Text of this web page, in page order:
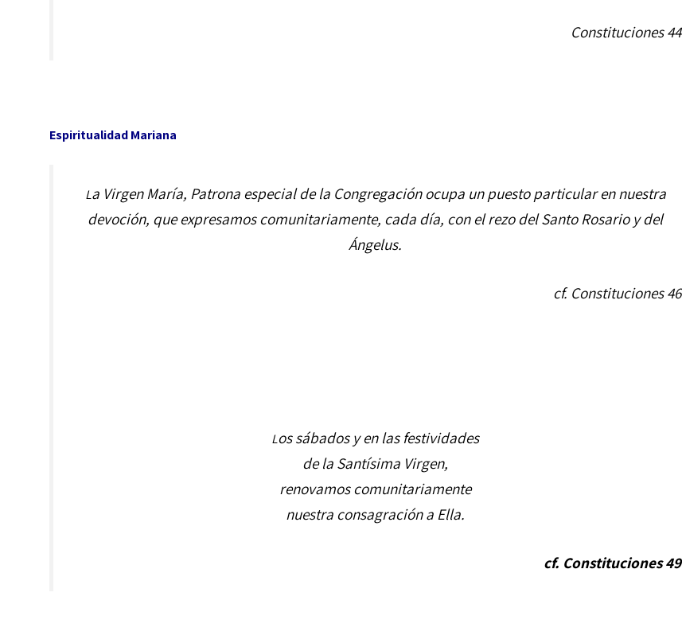
Constituciones 44
Espiritualidad Mariana
La Virgen María, Patrona especial de la Congregación ocupa un puesto particular en nuestra
devoción, que expresamos comunitariamente, cada día, con el rezo del Santo Rosario y del
Ángelus.
cf. Constituciones 46
Los sábados y en las festividades
de la Santísima Virgen,
renovamos comunitariamente
nuestra consagración a Ella.
cf. Constituciones 49